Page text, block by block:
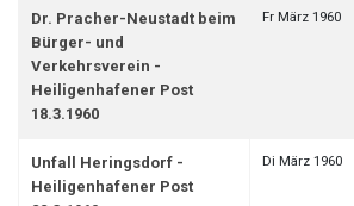
Dr. Pracher-Neustadt beim
Bürger- und
Verkehrsverein -
Heiligenhafener Post
18.3.1960
Fr März 1960
Unfall Heringsdorf -
Heiligenhafener Post
Di März 1960